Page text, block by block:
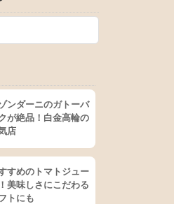
ンダーニのガトーバ
が絶品！白金高輪の
店
すめのトマトジュー
美味しさにこだわる
トにも